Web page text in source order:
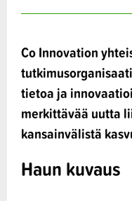
Co Innovation
tietoa ja
merkittävää uutta
kansainvälistä
Haun kuvaus